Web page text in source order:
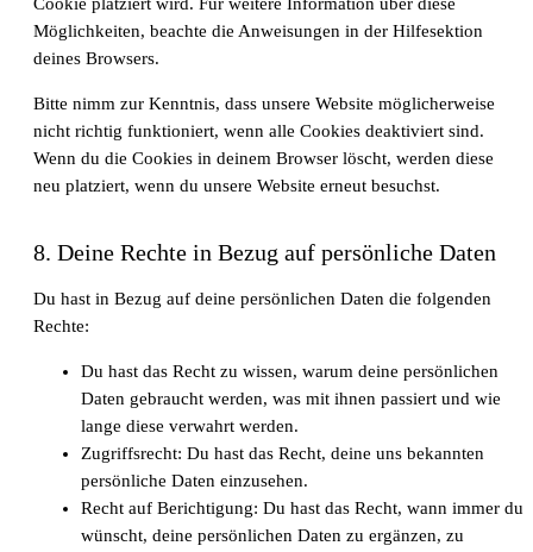
Möglichkeiten, beachte die Anweisungen in der Hilfesektion
deines Browsers.
Bitte nimm zur Kenntnis, dass unsere Website möglicherweise
nicht richtig funktioniert, wenn alle Cookies deaktiviert sind.
Wenn du die Cookies in deinem Browser löscht, werden diese
neu platziert, wenn du unsere Website erneut besuchst.
8. Deine Rechte in Bezug auf persönliche Daten
Du hast in Bezug auf deine persönlichen Daten die folgenden
Rechte:
Du hast das Recht zu wissen, warum deine persönlichen
Daten gebraucht werden, was mit ihnen passiert und wie
lange diese verwahrt werden.
Zugriffsrecht: Du hast das Recht, deine uns bekannten
persönliche Daten einzusehen.
Recht auf Berichtigung: Du hast das Recht, wann immer du
wünscht, deine persönlichen Daten zu ergänzen, zu